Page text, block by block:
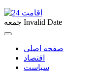
جمعه Invalid Date
صفحه اصلی
اقتصاد
سیاست